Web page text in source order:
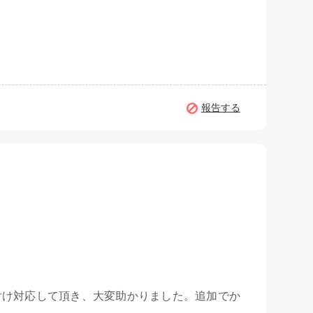
報告する
対応して頂き、大変助かりました。追加でか